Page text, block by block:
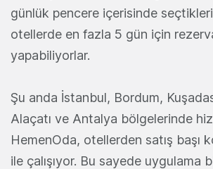
günlük pencere içerisinde
otellerde en fazla 5 gün için
yapabiliyorlar.
Şu anda İstanbul, Bordum,
Alaçatı ve Antalya bölgelerinde
HemenOda, otellerden satış başı
ile çalışıyor. Bu sayede uygulama